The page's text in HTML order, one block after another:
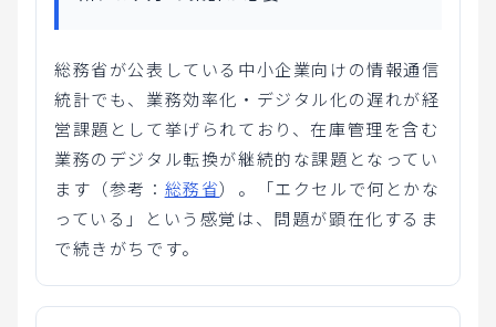
総務省が公表している中小企業向けの情報通信
統計でも、業務効率化・デジタル化の遅れが経
営課題として挙げられており、在庫管理を含む
業務のデジタル転換が継続的な課題となってい
ます（参考： 総務省）。「エクセルで何とかな
っている」という感覚は、問題が顕在化するま
で続きがちです。